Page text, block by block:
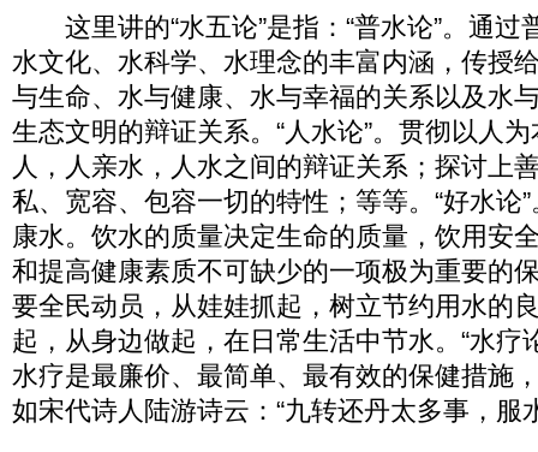
这里讲的“水五论”是指：“普水论”。通过
水文化、水科学、水理念的丰富内涵，传授
与生命、水与健康、水与幸福的关系以及水
生态文明的辩证关系。“人水论”。贯彻以人
人，人亲水，人水之间的辩证关系；探讨上
私、宽容、包容一切的特性；等等。“好水论
康水。饮水的质量决定生命的质量，饮用安
和提高健康素质不可缺少的一项极为重要的
要全民动员，从娃娃抓起，树立节约用水的
起，从身边做起，在日常生活中节水。“水疗
水疗是最廉价、最简单、最有效的保健措施
如宋代诗人陆游诗云：“九转还丹太多事，服